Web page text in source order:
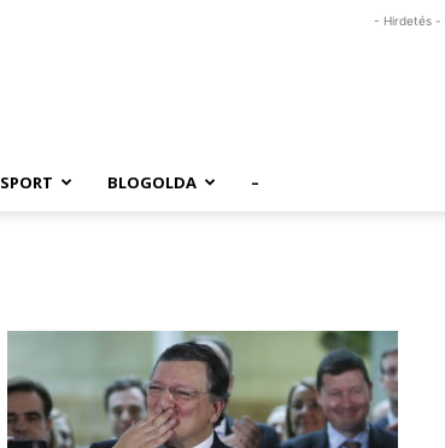
- Hirdetés -
SPORT BLOGOLDA –